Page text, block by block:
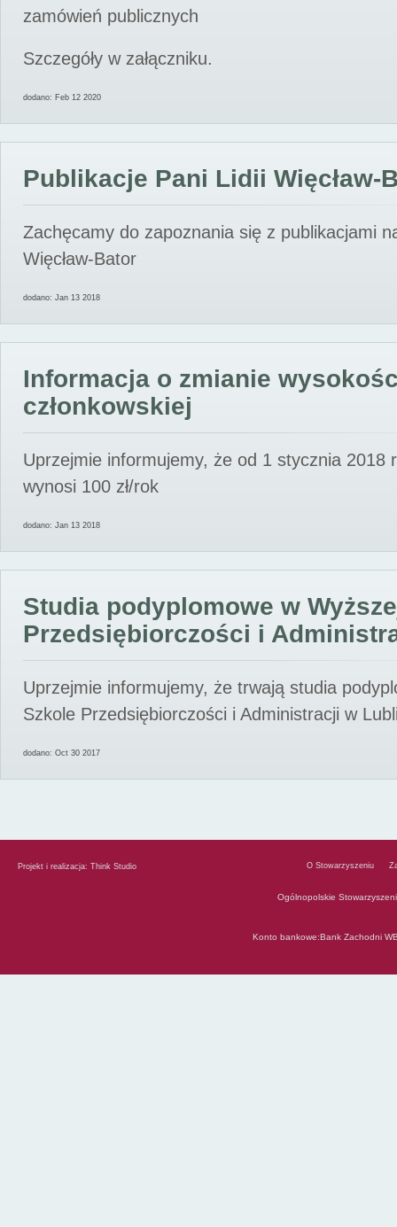
zamówień publicznych
Szczegóły w załączniku.
dodano: Feb 12 2020
Publikacje Pani Lidii Więcław-
Zachęcamy do zapoznania się z publikacjami
Więcław-Bator
dodano: Jan 13 2018
Informacja o zmianie
członkowskiej
Uprzejmie informujemy, że od 1 stycznia 2018
wynosi 100 zł/rok
dodano: Jan 13 2018
Studia podyplomowe w
Przedsiębiorczości i
Uprzejmie informujemy, że trwają studia
Szkole Przedsiębiorczości i Administracji w
dodano: Oct 30 2017
Projekt i realizacja: Think Studio O Stowarzyszeniu
Ogólnopolskie
Konto bankowe:Bank Zachodni